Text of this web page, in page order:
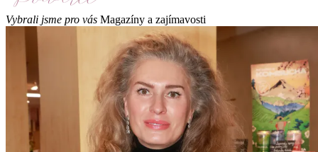
Vybrali jsme pro vás Magazíny a zajímavosti